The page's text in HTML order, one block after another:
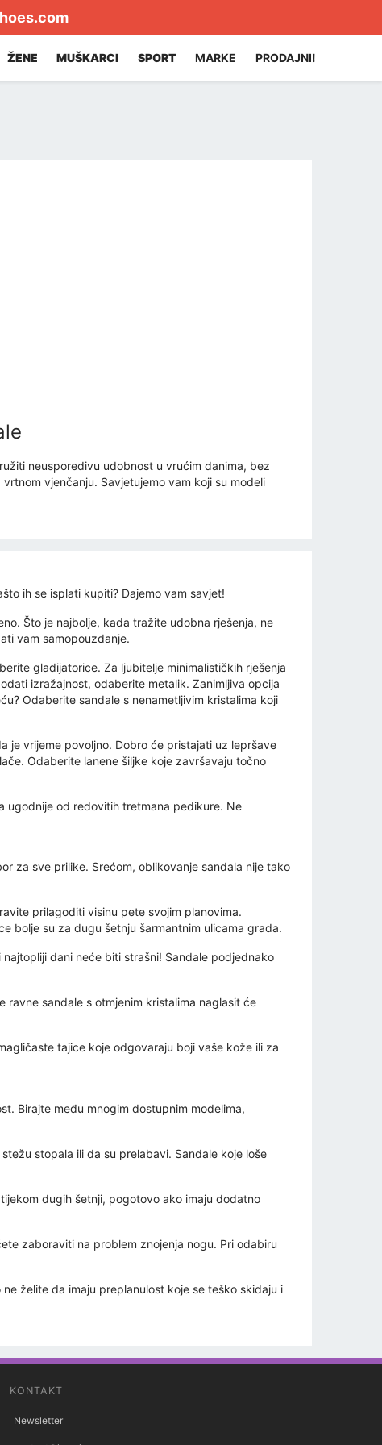
ŽENE MUŠKARCI SPORT MARKE PRODAJNI!
neusporedivu udobnost u vrućim danima, bez
vjenčanju. Savjetujemo vam koji su modeli
ih se isplati kupiti? Dajemo vam savjet!
Što je najbolje, kada tražite udobna rješenja, ne
vam samopouzdanje.
gladijatorice. Za ljubitelje minimalističkih rješenja
izražajnost, odaberite metalik. Zanimljiva opcija
Odaberite sandale s nenametljivim kristalima koji
je vrijeme povoljno. Dobro će pristajati uz lepršave
Odaberite lanene šiljke koje završavaju točno
ugodnije od redovitih tretmana pedikure. Ne
za sve prilike. Srećom, oblikovanje sandala nije tako
prilagoditi visinu pete svojim planovima.
bolje su za dugu šetnju šarmantnim ulicama grada.
dani neće biti strašni! Sandale podjednako
ravne sandale s otmjenim kristalima naglasit će
tajice koje odgovaraju boji vaše kože ili za
Birajte među mnogim dostupnim modelima,
stopala ili da su prelabavi. Sandale koje loše
dugih šetnji, pogotovo ako imaju dodatno
zaboraviti na problem znojenja nogu. Pri odabiru
želite da imaju preplanulost koje se teško skidaju i
KONTAKT
Newsletter